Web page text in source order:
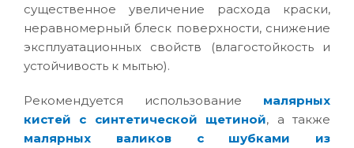
существенное увеличение расхода краски,
неравномерный блеск поверхности, снижение
эксплуатационных свойств (влагостойкость и
устойчивость к мытью).
Рекомендуется использование малярных
кистей с синтетической щетиной, а также
малярных валиков с шубками из